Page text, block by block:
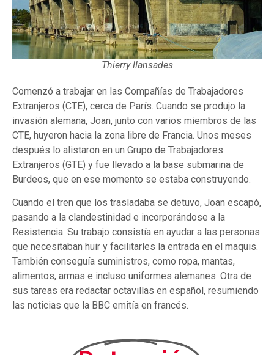
Thierry llansades
Comenzó a trabajar en las Compañías de Trabajadores
Extranjeros (CTE), cerca de París. Cuando se produjo la
invasión alemana, Joan, junto con varios miembros de las
CTE, huyeron hacia la zona libre de Francia. Unos meses
después lo alistaron en un Grupo de Trabajadores
Extranjeros (GTE) y fue llevado a la base submarina de
Burdeos, que en ese momento se estaba construyendo.
Cuando el tren que los trasladaba se detuvo, Joan escapó,
pasando a la clandestinidad e incorporándose a la
Resistencia. Su trabajo consistía en ayudar a las personas
que necesitaban huir y facilitarles la entrada en el maquis.
También conseguía suministros, como ropa, mantas,
alimentos, armas e incluso uniformes alemanes. Otra de
sus tareas era redactar octavillas en español, resumiendo
las noticias que la BBC emitía en francés.